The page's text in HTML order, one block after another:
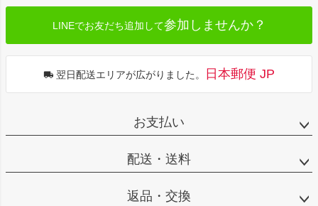
LINEでお友だち追加して参加しませんか？
翌日配送エリアが広がりました。 日本郵便 JP
お支払い
配送・送料
返品・交換